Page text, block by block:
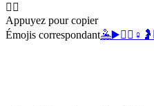
🤾‍♀️
Appuyez pour copier
Émojis correspondant🤽▶️🤾‍♂️ ♀️ 🤰